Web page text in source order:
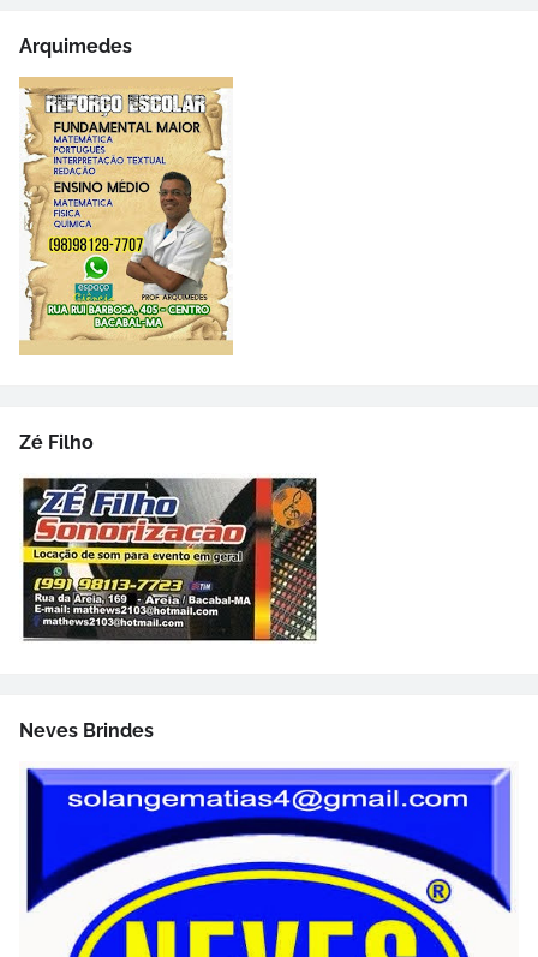
Arquimedes
Zé Filho
Neves Brindes